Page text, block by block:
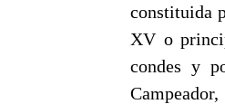
constituida
XV o
condes y